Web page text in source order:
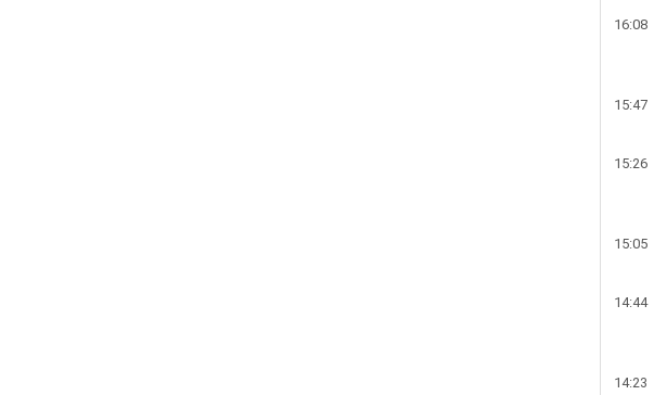
16:08
15:47
15:26
15:05
14:44
14:23